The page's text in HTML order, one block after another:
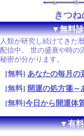
きつ
▼無料診
人類が研究し続けてきた
配信中。 世の盛衰や時の
秘密が分かります。
[無料] あなたの毎月の
[無料] 開運の処方箋～
[無料]今日から開運体
▼有料